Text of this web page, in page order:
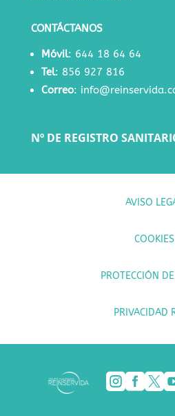
CONTÁCTANOS
Móvil: 644 18 64 64
Tel: 856 927 816
Correo:
Nº DE REGISTRO
AVISO
COOKIES
PROTECCIÓN
PRIVACIDAD
  